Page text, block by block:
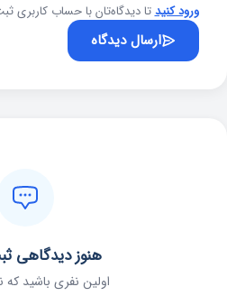
ورود کنیدتا دیدگاه‌تان با حساب کاربری
ارسال دیدگاه
هنوز دیدگاهی
اولین نفری باشید